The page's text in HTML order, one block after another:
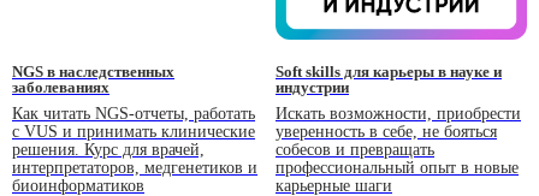
NGS в наследственных
заболеваниях
Как читать NGS-отчеты, работать
с VUS и принимать клинические
решения. Курс для врачей,
интерпретаторов, медгенетиков и
биоинформатиков
Soft skills для карьеры в науке и
индустрии
Искать возможности, приобрести
уверенность в себе, не бояться
собесов и превращать
профессиональный опыт в новые
карьерные шаги